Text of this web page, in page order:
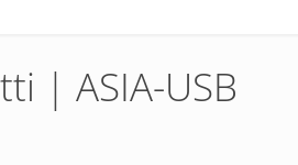
| ASIA-USB